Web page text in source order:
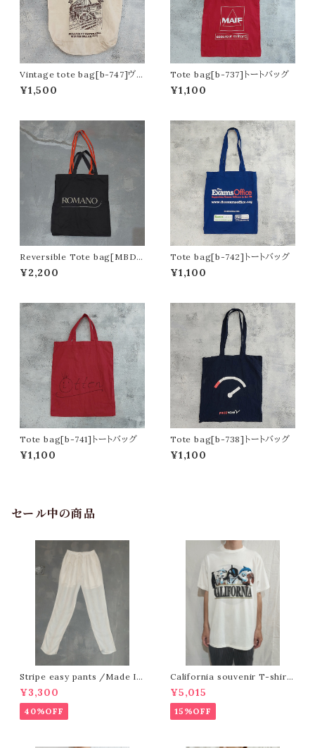
Vintage tote bag[b-747]ヴィ
ンテージトートバッグ
¥1,500
Tote bag[b-737]トートバッグ
¥1,100
Reversible Tote bag[MBD
A]リバーシブルトートバッグ
¥2,200
Tote bag[b-742]トートバッグ
¥1,100
Tote bag[b-741]トートバッグ
¥1,100
Tote bag[b-738]トートバッグ
¥1,100
セール中の商品
Stripe easy pants /Made In
USA [O-631]
¥3,300
40%OFF
California souvenir T-shirt
[e-109] カリフォルニアスーベニ
アTシャツ
¥5,015
15%OFF